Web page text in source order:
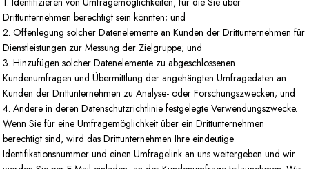
Drittunternehmen berechtigt sein könnten; und
2. Offenlegung solcher Datenelemente an Kunden der Drittunternehmen für
Dienstleistungen zur Messung der Zielgruppe; und
3. Hinzufügen solcher Datenelemente zu abgeschlossenen
Kundenumfragen und Übermittlung der angehängten Umfragedaten an
Kunden der Drittunternehmen zu Analyse- oder Forschungszwecken; und
4. Andere in deren Datenschutzrichtlinie festgelegte Verwendungszwecke.
Wenn Sie für eine Umfragemöglichkeit über ein Drittunternehmen
berechtigt sind, wird das Drittunternehmen Ihre eindeutige
Identifikationsnummer und einen Umfragelink an uns weitergeben und wir